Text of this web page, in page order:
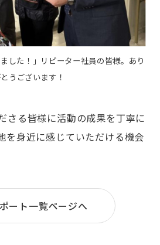
した！」リピーター社員の皆様。あり
うございます！
さる皆様に活動の成果を丁寧に
を身近に感じていただける機会
ート一覧ページへ